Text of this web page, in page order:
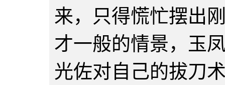
来，只得慌忙摆出
才一般的情景，玉
光佐对自己的拔刀